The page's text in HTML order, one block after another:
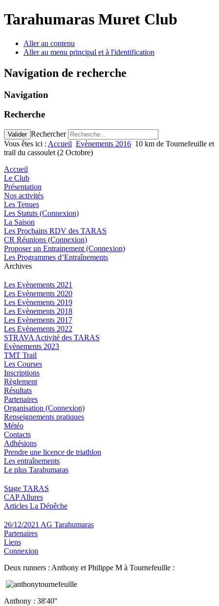
Tarahumaras Muret Club
Aller au contenu
Aller au menu principal et à l'identification
Navigation de recherche
Navigation
Recherche
Valider Rechercher
Vous êtes ici : Accueil Evènements 2016 10 km de Tournefeuille et
trail du cassoulet (2 Octobre)
Accueil
Le Club
Présentation
Nos activités
Les Tenues
Les Statuts (Connexion)
La Saison
Les Prochains RDV des TARAS
CR Réunions (Connexion)
Proposer un Entrainement (Connexion)
Les Programmes d’Entraînements
Archives
Les Evènements 2021
Les Evènements 2020
Les Evènements 2019
Les Evènements 2018
Les Evènements 2017
Les Evènements 2022
STRAVA Activité des TARAS
Evènements 2023
TMT Trail
Les Courses
Inscriptions
Règlement
Résultats
Partenaires
Organisation (Connexion)
Renseignements pratiques
Météo
Contacts
Adhésions
Prendre une licence de triathlon
Les entraînements
Le plus Tarahumaras
Stage TARAS
CAP Allures
Articles La Dépêche
26/12/2021 AG Tarahumaras
Partenaires
Liens
Connexion
Deux runners : Anthony et Philippe M à Tournefeuille :
Anthony : 38'40''